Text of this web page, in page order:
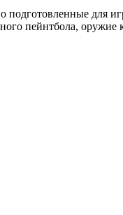
для
пейнтбола, оружие